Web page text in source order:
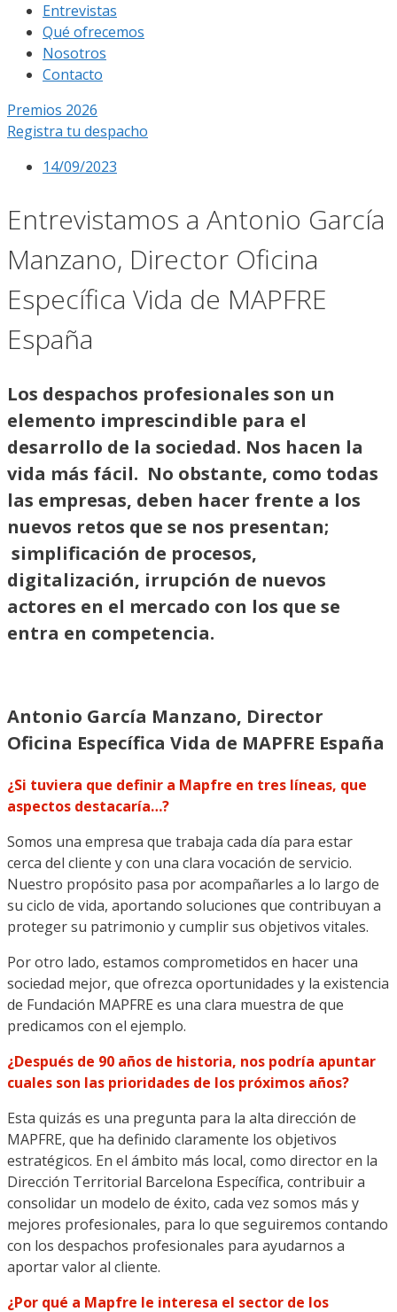
Entrevistas
Qué ofrecemos
Nosotros
Contacto
Premios 2026
Registra tu despacho
14/09/2023
Entrevistamos a Antonio García
Manzano, Director Oficina
Específica Vida de MAPFRE
España
Los despachos profesionales son un
elemento imprescindible para el
desarrollo de la sociedad. Nos hacen la
vida más fácil. No obstante, como todas
las empresas, deben hacer frente a los
nuevos retos que se nos presentan;
simplificación de procesos,
digitalización, irrupción de nuevos
actores en el mercado con los que se
entra en competencia.
Antonio García Manzano, Director
Oficina Específica Vida de MAPFRE España
¿Si tuviera que definir a Mapfre en tres líneas, que
aspectos destacaría…?
Somos una empresa que trabaja cada día para estar
cerca del cliente y con una clara vocación de servicio.
Nuestro propósito pasa por acompañarles a lo largo de
su ciclo de vida, aportando soluciones que contribuyan a
proteger su patrimonio y cumplir sus objetivos vitales.
Por otro lado, estamos comprometidos en hacer una
sociedad mejor, que ofrezca oportunidades y la existencia
de Fundación MAPFRE es una clara muestra de que
predicamos con el ejemplo.
¿Después de 90 años de historia, nos podría apuntar
cuales son las prioridades de los próximos años?
Esta quizás es una pregunta para la alta dirección de
MAPFRE, que ha definido claramente los objetivos
estratégicos. En el ámbito más local, como director en la
Dirección Territorial Barcelona Específica, contribuir a
consolidar un modelo de éxito, cada vez somos más y
mejores profesionales, para lo que seguiremos contando
con los despachos profesionales para ayudarnos a
aportar valor al cliente.
¿Por qué a Mapfre le interesa el sector de los